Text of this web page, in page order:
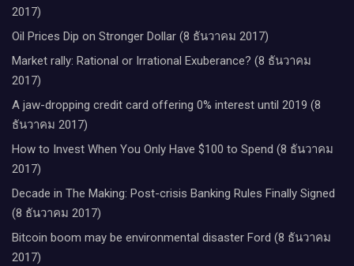
2017)
Oil Prices Dip on Stronger Dollar (8 ธันวาคม 2017)
Market rally: Rational or Irrational Exuberance? (8 ธันวาคม
2017)
A jaw-dropping credit card offering 0% interest until 2019 (8
ธันวาคม 2017)
How to Invest When You Only Have $100 to Spend (8 ธันวาคม
2017)
Decade in The Making: Post-crisis Banking Rules Finally Signed
(8 ธันวาคม 2017)
Bitcoin boom may be environmental disaster Ford (8 ธันวาคม
2017)